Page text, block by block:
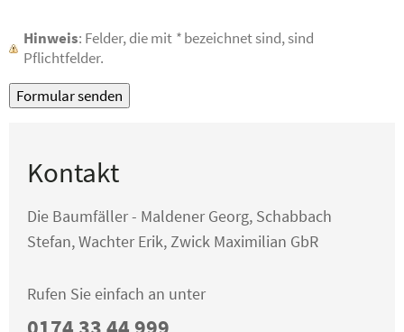
Hinweis : Felder, die mit *bezeichnet sind, sind
Pflichtfelder.
Kontakt
Die Baumfäller - Maldener Georg, Schabbach
Stefan, Wachter Erik, Zwick Maximilian GbR
Rufen Sie einfach an unter